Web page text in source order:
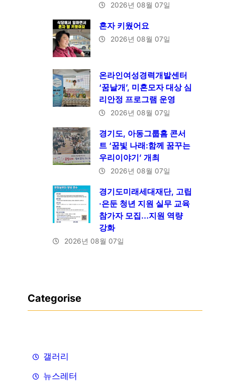
2026년 08월 07일
혼자 키웠어요
2026년 08월 07일
온라인여성경력개발센터
‘꿈날개’, 미혼모자 대상 심
리안정 프로그램 운영
2026년 08월 07일
경기도, 아동그룹홈 콘서
트 ‘꿈빛 나래:함께 꿈꾸는
우리이야기’ 개최
2026년 08월 07일
경기도미래세대재단, 고립
·은둔 청년 지원 실무 교육
참가자 모집…지원 역량
강화
2026년 08월 07일
Categorise
갤러리
뉴스레터